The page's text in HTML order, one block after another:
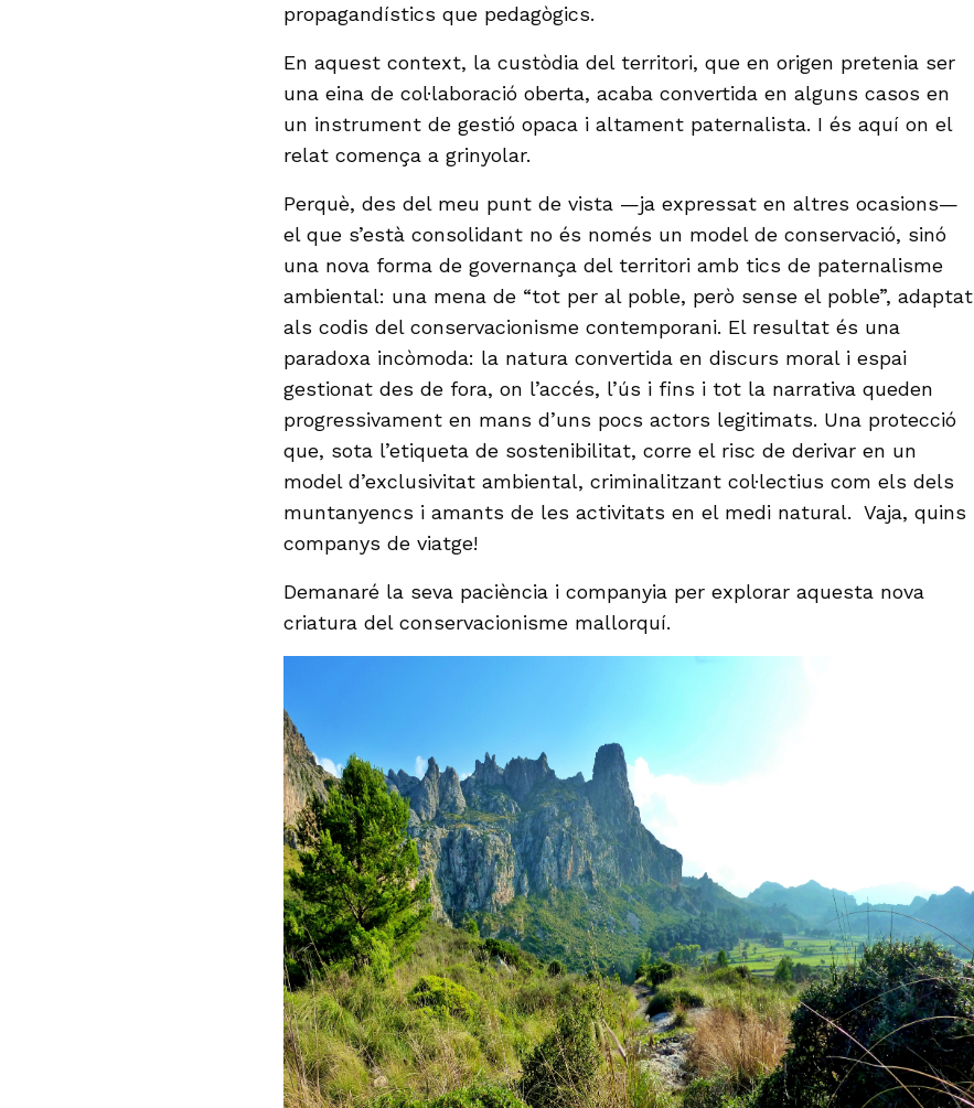
propagandístics que pedagògics.
En aquest context, la custòdia del territori, que en origen pretenia ser
una eina de col·laboració oberta, acaba convertida en alguns casos en
un instrument de gestió opaca i altament paternalista. I és aquí on el
relat comença a grinyolar.
Perquè, des del meu punt de vista —ja expressat en altres ocasions—
el que s’està consolidant no és només un model de conservació, sinó
una nova forma de governança del territori amb tics de paternalisme
ambiental: una mena de “tot per al poble, però sense el poble”, adaptat
als codis del conservacionisme contemporani. El resultat és una
paradoxa incòmoda: la natura convertida en discurs moral i espai
gestionat des de fora, on l’accés, l’ús i fins i tot la narrativa queden
progressivament en mans d’uns pocs actors legitimats. Una protecció
que, sota l’etiqueta de sostenibilitat, corre el risc de derivar en un
model d’exclusivitat ambiental, criminalitzant col·lectius com els dels
muntanyencs i amants de les activitats en el medi natural. Vaja, quins
companys de viatge!
Demanaré la seva paciència i companyia per explorar aquesta nova
criatura del conservacionisme mallorquí.